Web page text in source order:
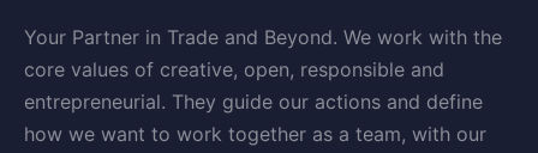
Your Partner in Trade and Beyond. We work with the
core values of creative, open, responsible and
entrepreneurial. They guide our actions and define
how we want to work together as a team, with our